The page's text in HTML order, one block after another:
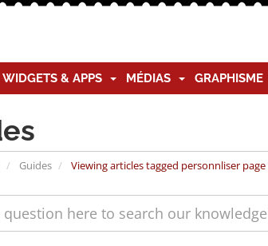
WIDGETS & APPS MÉDIAS GRAPHISME
Guides Viewing articles tagged personnliser